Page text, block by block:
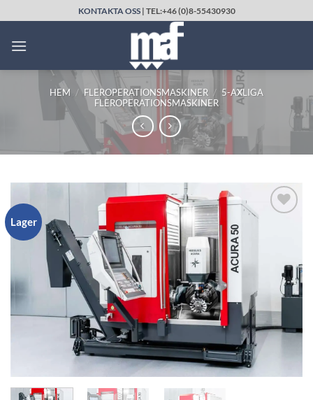
to
content
KONTAKTA OSS| TEL:+46 (0)8-55430930
HEM / FLEROPERATIONSMASKINER / 5-AXLIGA
FLEROPERATIONSMASKINER
Lager
LÄGG TILL
UTVALD
PRODUKT!